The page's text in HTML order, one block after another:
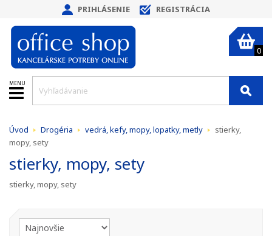
PRIHLÁSENIE REGISTRÁCIA
0
MENU
Úvod Drogéria vedrá, kefy, mopy, lopatky, metly
stierky,
mopy, sety
stierky, mopy, sety
stierky, mopy, sety